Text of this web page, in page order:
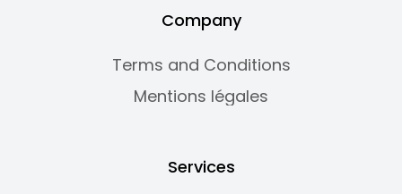
Company
Terms and Conditions
Mentions légales
Services